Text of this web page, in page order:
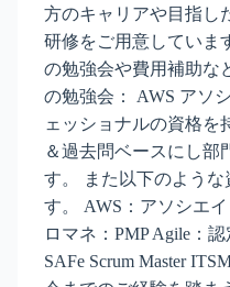
方のキャリアや目指し
研修をご用意していま
の勉強会や費用補助な
の勉強会： AWS アソ
ェッショナルの資格を
＆過去問ベースにし部
す。 また以下のような
す。 AWS：アソシエ
ロマネ：PMP Agile：認
SAFe Scrum Master